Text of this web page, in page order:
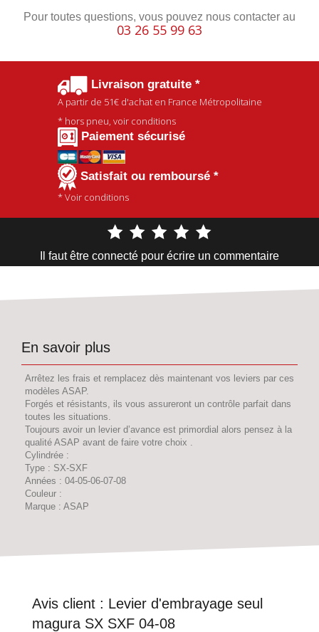
Pour toutes questions, vous pouvez nous contacter au
03 26 55 99 63
Livraison gratuite *
A partir de 51€d'achat en France Métropolitaine
* hors pneu, voir conditions
Paiement sécurisé
Satisfait ou remboursé *
* Voir conditions
Il faut être connecté pour écrire un commentaire
En savoir plus
Arrêtez les frais et remplacez dès maintenant vos leviers par ces
modèles ASAP.
Forgés et résistants, ils vous assureront un contrôle parfait dans
toutes les situations.
Toujours avoir un levier d’avance est primordial alors pensez à la
qualité ASAP avant de faire votre choix .
Cylindrée :
Type : SX-SXF
Années : 04-05-06-07-08
Couleur :
Marque : ASAP
Avis client : Levier d'embrayage seul
magura SX SXF 04-08